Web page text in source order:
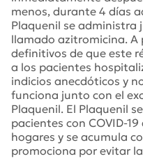
menos, durante 4 días
Plaquenil se
llamado azitromicina. A
definitivos de que este
a los pacientes
indicios anecdóticos y
funciona junto con el
Plaquenil. El Plaquenil
pacientes con COVID-
hogares y se acumula
promociona por evitar